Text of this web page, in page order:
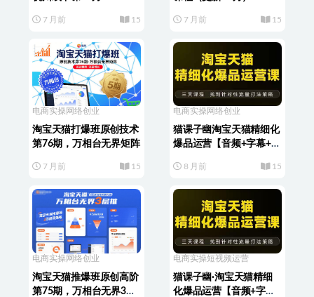
7 月前 15 7 月前 15
电商实操 网络创业
淘宝天猫打爆班原创技术
第76期，万相台无界矩阵
7 月前 15
电商实操 网络创业
猫课子幽淘宝天猫精细化
爆品运营【音频+字幕+文
下课）
8 月前 15
电商实操 网络创业
淘宝天猫推爆班原创高阶
第75期，万相台无界3层
电商实操短视频运营
猫课子幽·淘宝天猫精细
化爆品运营【音频+字幕